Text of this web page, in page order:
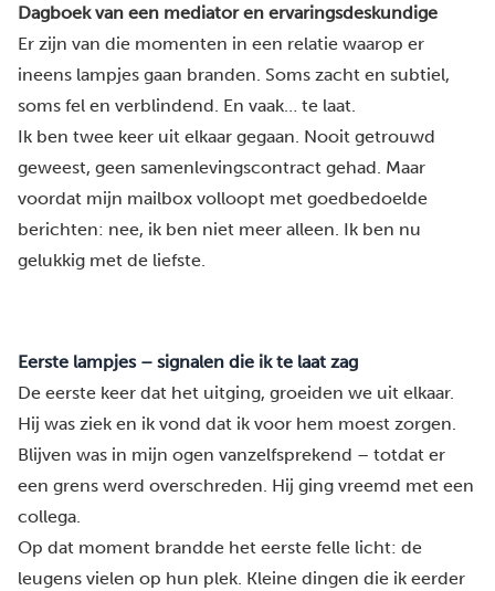
Dagboek van een mediator en ervaringsdeskundige
Er zijn van die momenten in een relatie waarop er
ineens lampjes gaan branden. Soms zacht en subtiel,
soms fel en verblindend. En vaak… te laat.
Ik ben twee keer uit elkaar gegaan. Nooit getrouwd
geweest, geen samenlevingscontract gehad. Maar
voordat mijn mailbox volloopt met goedbedoelde
berichten: nee, ik ben niet meer alleen. Ik ben nu
gelukkig met de liefste.
Eerste lampjes – signalen die ik te laat zag
De eerste keer dat het uitging, groeiden we uit elkaar.
Hij was ziek en ik vond dat ik voor hem moest zorgen.
Blijven was in mijn ogen vanzelfsprekend – totdat er
een grens werd overschreden. Hij ging vreemd met een
collega.
Op dat moment brandde het eerste felle licht: de
leugens vielen op hun plek. Kleine dingen die ik eerder